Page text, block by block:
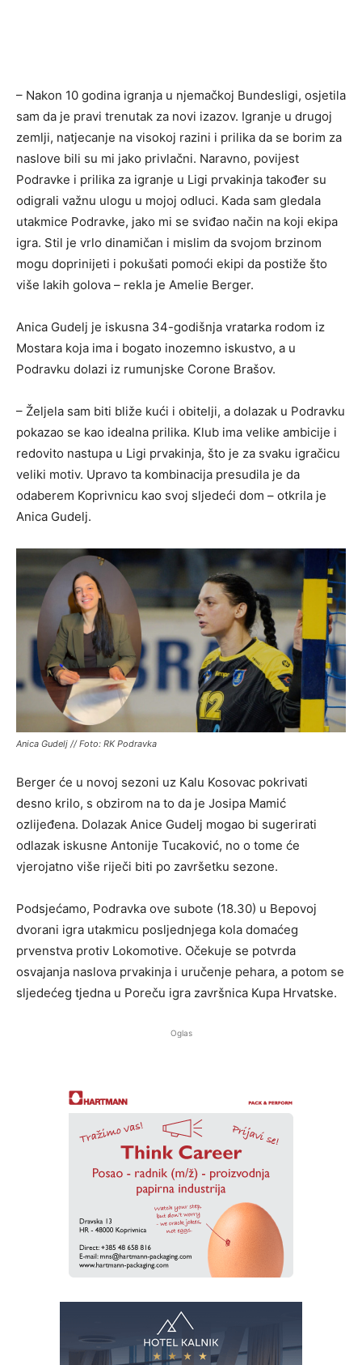
– Nakon 10 godina igranja u njemačkoj Bundesligi, osjetila
sam da je pravi trenutak za novi izazov. Igranje u drugoj
zemlji, natjecanje na visokoj razini i prilika da se borim za
naslove bili su mi jako privlačni. Naravno, povijest
Podravke i prilika za igranje u Ligi prvakinja također su
odigrali važnu ulogu u mojoj odluci. Kada sam gledala
utakmice Podravke, jako mi se sviđao način na koji ekipa
igra. Stil je vrlo dinamičan i mislim da svojom brzinom
mogu doprinijeti i pokušati pomoći ekipi da postiže što
više lakih golova – rekla je Amelie Berger.
Anica Gudelj je iskusna 34-godišnja vratarka rodom iz
Mostara koja ima i bogato inozemno iskustvo, a u
Podravku dolazi iz rumunjske Corone Brašov.
– Željela sam biti bliže kući i obitelji, a dolazak u Podravku
pokazao se kao idealna prilika. Klub ima velike ambicije i
redovito nastupa u Ligi prvakinja, što je za svaku igračicu
veliki motiv. Upravo ta kombinacija presudila je da
odaberem Koprivnicu kao svoj sljedeći dom – otkrila je
Anica Gudelj.
Anica Gudelj // Foto: RK Podravka
Berger će u novoj sezoni uz Kalu Kosovac pokrivati
desno krilo, s obzirom na to da je Josipa Mamić
ozlijeđena. Dolazak Anice Gudelj mogao bi sugerirati
odlazak iskusne Antonije Tucaković, no o tome će
vjerojatno više riječi biti po završetku sezone.
Podsjećamo, Podravka ove subote (18.30) u Bepovoj
dvorani igra utakmicu posljednjega kola domaćeg
prvenstva protiv Lokomotive. Očekuje se potvrda
osvajanja naslova prvakinja i uručenje pehara, a potom se
sljedećeg tjedna u Poreču igra završnica Kupa Hrvatske.
Oglas